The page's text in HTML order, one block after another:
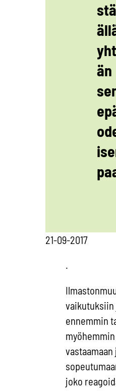
än
21-09-2017
.
ennemmin
myöhemmin
vastaamaan
joko